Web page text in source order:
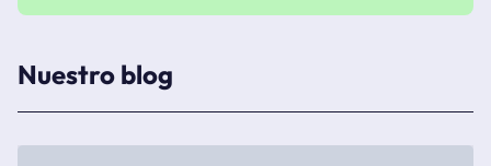
Nuestro blog